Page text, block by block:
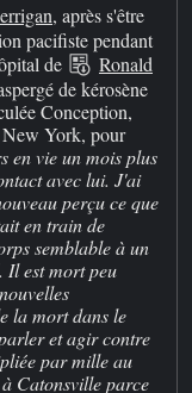
, après s'être
pacifiste pendant
de
Ronald
de kérosène
Conception,
New York, pour
en vie un mois plus
avec lui. J'ai
perçu ce que
en train de
semblable à un
Il est mort peu
la mort dans le
et agir contre
par mille au
Catonsville parce